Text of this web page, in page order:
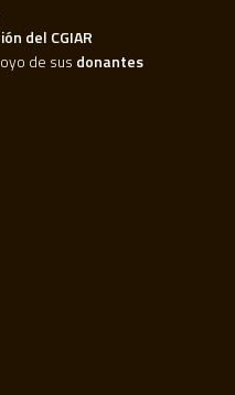
del CGIAR
de sus donantes